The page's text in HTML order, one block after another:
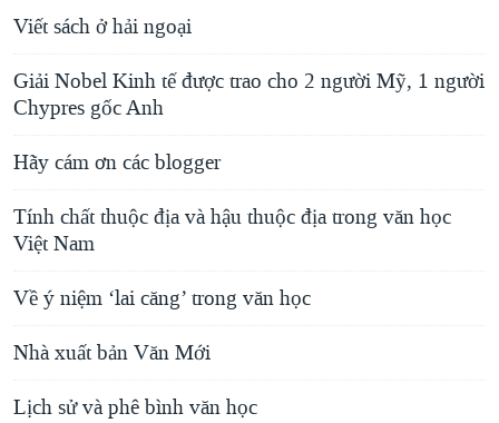
Viết sách ở hải ngoại
Giải Nobel Kinh tế được trao cho 2 người Mỹ, 1 người
Chypres gốc Anh
Hãy cám ơn các blogger
Tính chất thuộc địa và hậu thuộc địa trong văn học
Việt Nam
Về ý niệm ‘lai căng’ trong văn học
Nhà xuất bản Văn Mới
Lịch sử và phê bình văn học